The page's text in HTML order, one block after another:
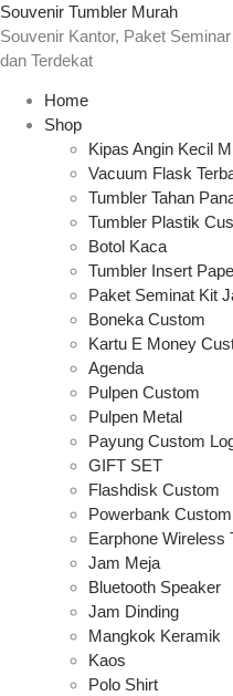
Souvenir Tumbler Murah
Souvenir Kantor, Paket
dan Terdekat
Home
Shop
Kipas Angin Kecil
Vacuum Flask
Tumbler Tahan
Tumbler Plastik
Botol Kaca
Tumbler Insert
Paket Seminat Kit
Boneka Custom
Kartu E Money
Agenda
Pulpen Custom
Pulpen Metal
Payung Custom
GIFT SET
Flashdisk Custom
Powerbank Custom
Earphone Wireless
Jam Meja
Bluetooth Speaker
Jam Dinding
Mangkok Keramik
Kaos
Polo Shirt